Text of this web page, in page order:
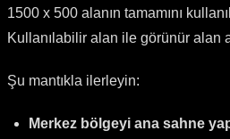
1500 x 500 alanın tamamını
Kullanılabilir alan ile görünür alan
Şu mantıkla ilerleyin:
Merkez bölgeyi ana sahne